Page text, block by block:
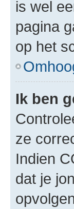
is wel
pagina
op het
Ik ben
ze
Indien
dat je